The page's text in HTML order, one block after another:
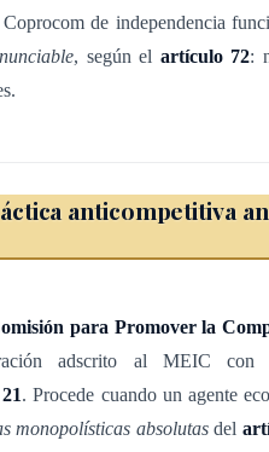
privada o pública que, en
arrendar, conceder el uso
su actividad principal.
de independencia
, según el artículo 72:
anticompetitiva
para Promover la
adscrito al MEIC con
. Procede cuando un agente
monopolísticas absolutasdel